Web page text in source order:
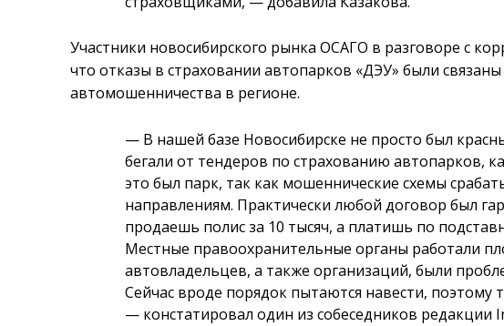
Участники новосибирского рынка ОСАГО в разговоре с
что отказы в страховании автопарков «ДЭУ» были
автомошенничества в регионе.
— В нашей базе Новосибирске не просто был
бегали от тендеров по страхованию автопарков,
это был парк, так как мошеннические схемы
направлениям. Практически любой договор был
продаешь полис за 10 тысяч, а платишь по
Местные правоохранительные органы работали
автовладельцев, а также организаций, были
Сейчас вроде порядок пытаются навести, поэтому
— констатировал один из собеседников редакции